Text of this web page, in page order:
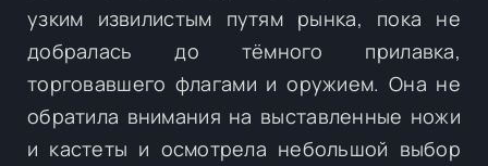
узким извилистым путям рынка, пока не
добралась до тёмного прилавка,
торговавшего флагами и оружием. Она не
обратила внимания на выставленные ножи
и кастеты и осмотрела небольшой выбор